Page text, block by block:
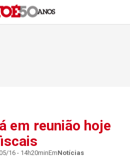
em reunião hoje
16 - 14h20minEmNotícias